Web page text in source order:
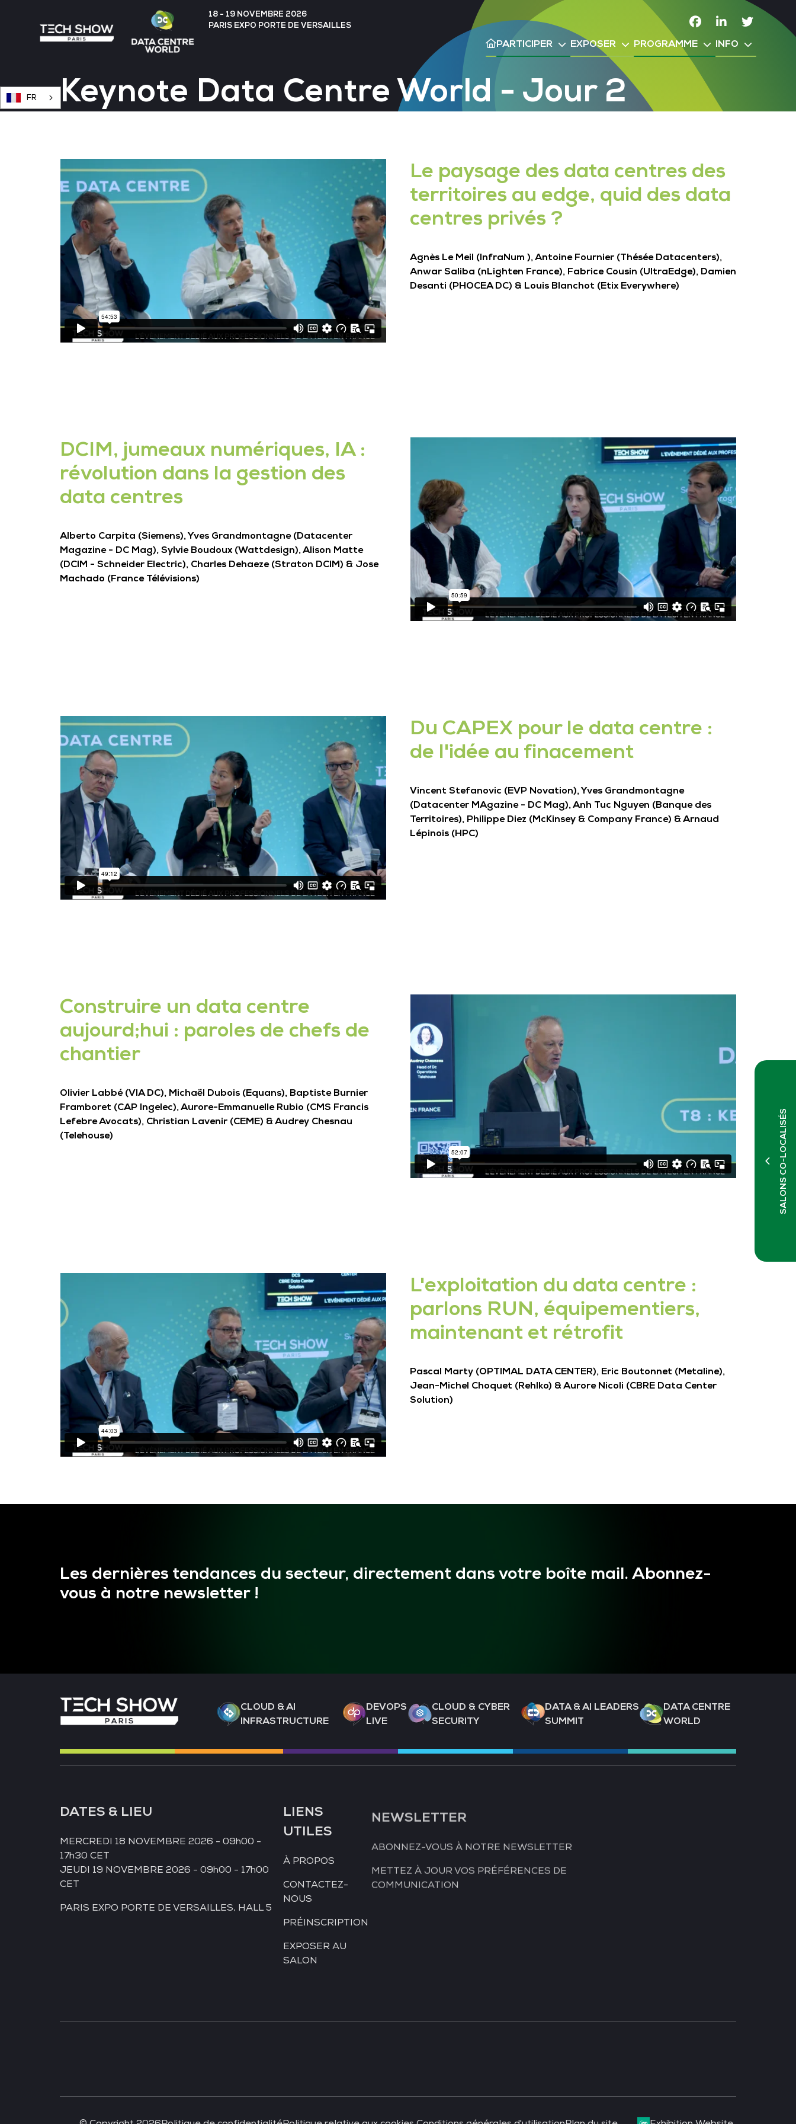
18 - 19 NOVEMBRE 2026
PARIS EXPO PORTE DE VERSAILLES
FacebookLinkedinTwitter
PARTICIPER EXPOSER PROGRAMME INFO
FR
SALONS CO-LOCALISÉS
Keynote Data Centre World - Jour 2
Le paysage des data centres des
territoires au edge, quid des data
centres privés ?
Agnès Le Meil (InfraNum ), Antoine Fournier (Thésée Datacenters),
Anwar Saliba (nLighten France), Fabrice Cousin (UltraEdge), Damien
Desanti (PHOCEA DC) & Louis Blanchot (Etix Everywhere)
DCIM, jumeaux numériques, IA :
révolution dans la gestion des
data centres
Alberto Carpita (Siemens), Yves Grandmontagne (Datacenter
Magazine - DC Mag), Sylvie Boudoux (Wattdesign), Alison Matte
(DCIM - Schneider Electric), Charles Dehaeze (Straton DCIM) & Jose
Machado (France Télévisions)
Du CAPEX pour le data centre :
de l'idée au finacement
Vincent Stefanovic (EVP Novation), Yves Grandmontagne
(Datacenter MAgazine - DC Mag), Anh Tuc Nguyen (Banque des
Territoires), Philippe Diez (McKinsey & Company France) & Arnaud
Lépinois (HPC)
Construire un data centre
aujourd;hui : paroles de chefs de
chantier
Olivier Labbé (VIA DC), Michaël Dubois (Equans), Baptiste Burnier
Framboret (CAP Ingelec), Aurore-Emmanuelle Rubio (CMS Francis
Lefebre Avocats), Christian Lavenir (CEME) & Audrey Chesnau
(Telehouse)
L'exploitation du data centre :
parlons RUN, équipementiers,
maintenant et rétrofit
Pascal Marty (OPTIMAL DATA CENTER), Eric Boutonnet (Metaline),
Jean-Michel Choquet (Rehlko) & Aurore Nicoli (CBRE Data Center
Solution)
Les dernières tendances du secteur, directement dans votre boîte mail. Abonnez-
vous à notre newsletter !
CLOUD & AI
INFRASTRUCTURE
DEVOPS
LIVE
CLOUD & CYBER
SECURITY
DATA & AI LEADERS
SUMMIT
DATA CENTRE
WORLD
DATES & LIEU
MERCREDI 18 NOVEMBRE 2026 - 09h00 -
17h30 CET
JEUDI 19 NOVEMBRE 2026 - 09h00 - 17h00
CET
PARIS EXPO PORTE DE VERSAILLES, HALL 5
LIENS
UTILES
À PROPOS
CONTACTEZ-
NOUS
PRÉINSCRIPTION
EXPOSER AU
SALON
NEWSLETTER
ABONNEZ-VOUS À NOTRE NEWSLETTER
METTEZ À JOUR VOS PRÉFÉRENCES DE
COMMUNICATION